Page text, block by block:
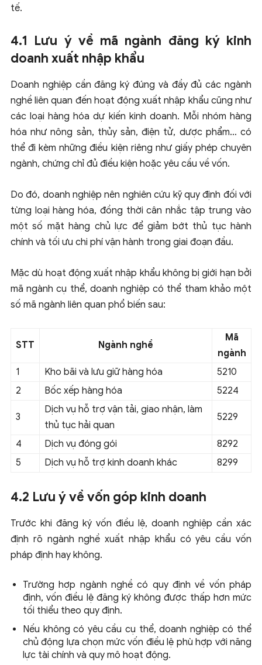
tế.
4.1 Lưu ý về mã ngành đăng ký kinh
doanh xuất nhập khẩu
Doanh nghiệp cần đăng ký đúng và đầy đủ các ngành
nghề liên quan đến hoạt động xuất nhập khẩu cũng như
các loại hàng hóa dự kiến kinh doanh. Mỗi nhóm hàng
hóa nhưnông sản, thủy sản, điện tử, dược phẩm… có
thể đi kèm nhữngđiều kiện riêng như giấy phép chuyên
ngành, chứng chỉ đủ điều kiện hoặc yêu cầu về vốn.
Do đó, doanh nghiệp nên nghiên cứu kỹ quy định đối với
từng loại hàng hóa, đồng thời cân nhắc tập trung vào
một số mặt hàng chủ lực để giảm bớt thủ tục hành
chính và tối ưu chi phí vận hành trong giai đoạn đầu.
Mặc dù hoạt động xuất nhập khẩu không bị giới hạn bởi
mã ngành cụ thể, doanh nghiệp có thể tham khảo một
số mã ngành liên quan phổ biến sau:
STT Ngành nghề
Mã
ngành
1
Kho bãi và lưu giữ hàng hóa
5210
2
Bốc xếp hàng hóa 5224
3
Dịch vụ hỗ trợ vận tải, giao nhận, làm
thủ tục hải quan
5229
4 Dịch vụ đóng gói
8292
5
Dịch vụ hỗ trợ kinh doanh khác 8299
4.2 Lưu ý về vốn góp kinh doanh
Trước khi đăng ký vốn điều lệ, doanh nghiệp cần xác
định rõ ngành nghề xuất nhập khẩu có yêu cầu vốn
pháp định hay không.
Trường hợp ngành nghề có quy định về vốn pháp
định, vốn điều lệ đăng kýkhông được thấp hơn mức
tối thiểu theo quy định.
Nếu không có yêu cầu cụ thể, doanh nghiệp có thể
chủ động lựa chọn mức vốn điều lệ phù hợp với năng
lực tài chính và quy mô hoạt động.